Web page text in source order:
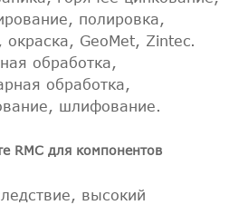
полировка,
GeoMet, Zintec.
обработка,
обработка,
шлифование.
RMC для компонентов
высокий